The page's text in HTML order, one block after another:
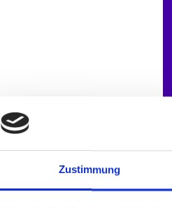
Zustimmung